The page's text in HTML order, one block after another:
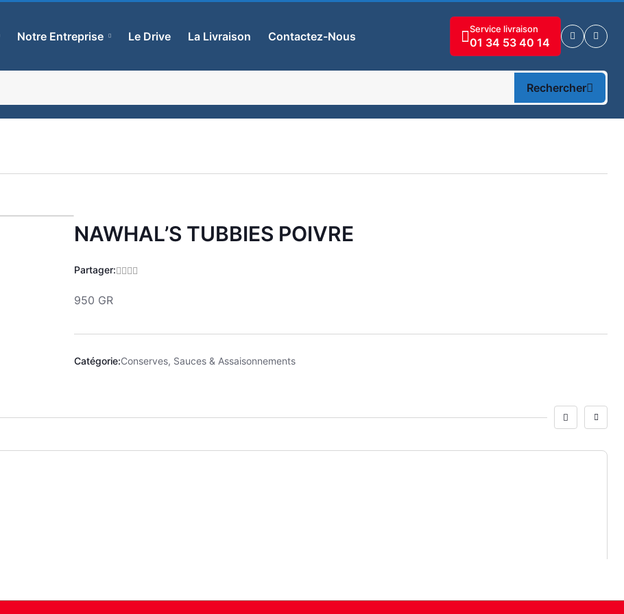
Notre Entreprise Le Drive La Livraison Contactez-Nous
Service livraison
01 34 53 40 14
Rechercher
ZoomNAWHAL’S TUBBIES POIVRE
Partager:
950 GR
Catégorie:Conserves, Sauces & Assaisonnements